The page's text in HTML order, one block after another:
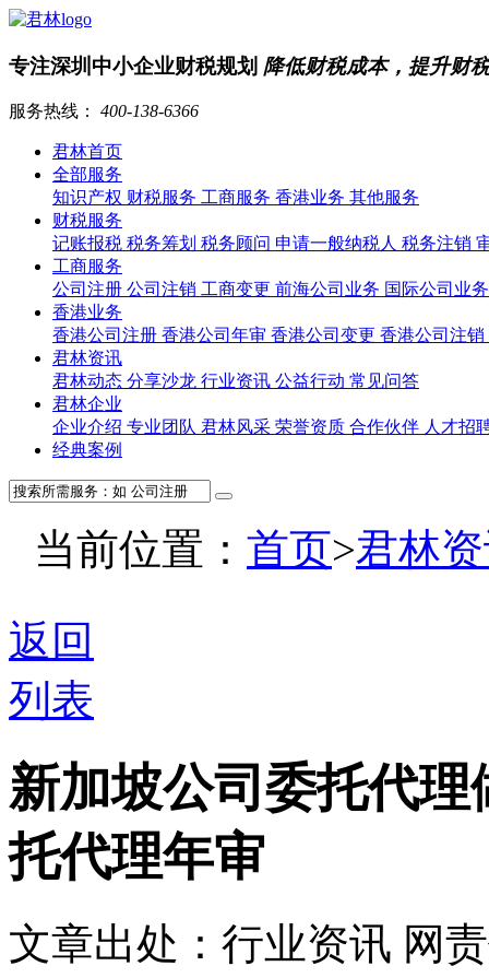
专注深圳中小企业财税规划 降低财税成本，提升财
服务热线： 400-138-6366
君林首页
全部服务
知识产权 财税服务 工商服务 香港业务 其他服务
财税服务
记账报税 税务筹划 税务顾问 申请一般纳税人 税务注销
工商服务
公司注册 公司注销 工商变更 前海公司业务 国际公司业
香港业务
香港公司注册 香港公司年审 香港公司变更 香港公司注销
君林资讯
君林动态 分享沙龙 行业资讯 公益行动 常见问答
君林企业
企业介绍 专业团队 君林风采 荣誉资质 合作伙伴 人才招
经典案例
当前位置： 首页>君林
返回
列表
新加坡公司委托代
托代理年审
文章出处：行业资讯 网